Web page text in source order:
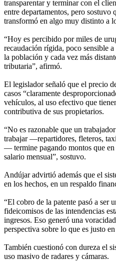
transparentar y terminar con el
entre departamentos, pero sostuvo
transformó en algo muy distinto a
“Hoy es percibido por miles de
recaudación rígida, poco sensible
la población y cada vez más
tributaria”, afirmó.
El legislador señaló que el precio
casos “claramente
vehículos, al uso efectivo que
contributiva de sus propietarios.
“No es razonable que un
trabajar —repartidores, fleteros,
— termine pagando montos que en
salario mensual”, sostuvo.
Andújar advirtió además que el
en los hechos, en un respaldo
“El cobro de la patente pasó a ser
fideicomisos de las intendencias
ingresos. Eso generó una
perspectiva sobre lo que es justo
También cuestionó con dureza el
uso masivo de radares y cámaras.